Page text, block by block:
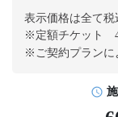
表示価格は全て税
※定額チケット
※ご契約プランに